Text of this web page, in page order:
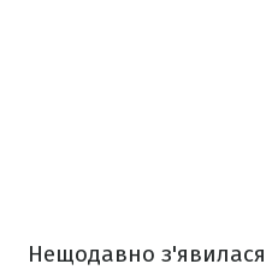
Нещодавно з'явилася